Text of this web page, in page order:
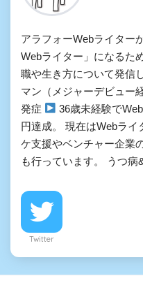
アラフォーWebライター
Webライター」になるた
職や生き方について発信
マン（メジャーデビュー
発症
36歳未経験で
円達成。 現在はWebラ
ケ支援やベンチャー企業
も行っています。 うつ病
Twitter